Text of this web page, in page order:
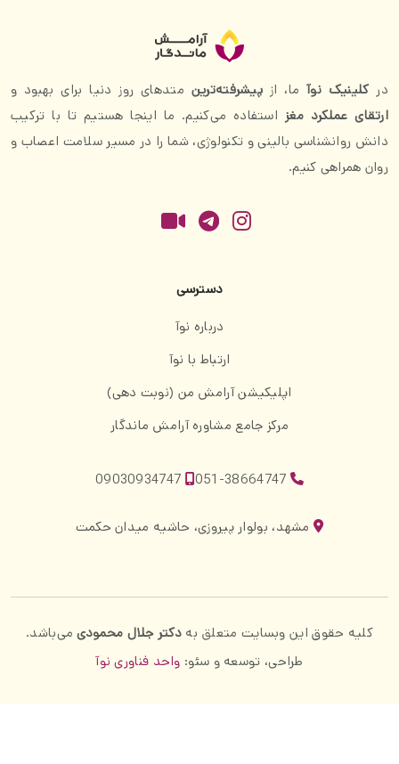
درکلینیک نوآما، از پیشرفته‌ترین متدهای روز دنیا برای بهبود و
ارتقای عملکرد مغز استفاده می‌کنیم. ما اینجا هستیم تا با ترکیب
دانش روانشناسی بالینی و تکنولوژی، شما را در مسیر سلامت اعصاب و
روان همراهی کنیم.
دسترسی
درباره نوآ
ارتباط با نوآ
اپلیکیشن آرامش من (نوبت دهی)
مرکز جامع مشاوره آرامش ماندگار
مشهد، بولوار پیروزی، حاشیه میدان حکمت
کلیه حقوق این وبسایت متعلق بهدکتر جلال محمودیمی‌باشد.
طراحی، توسعه و سئو: واحد فناوری نوآ